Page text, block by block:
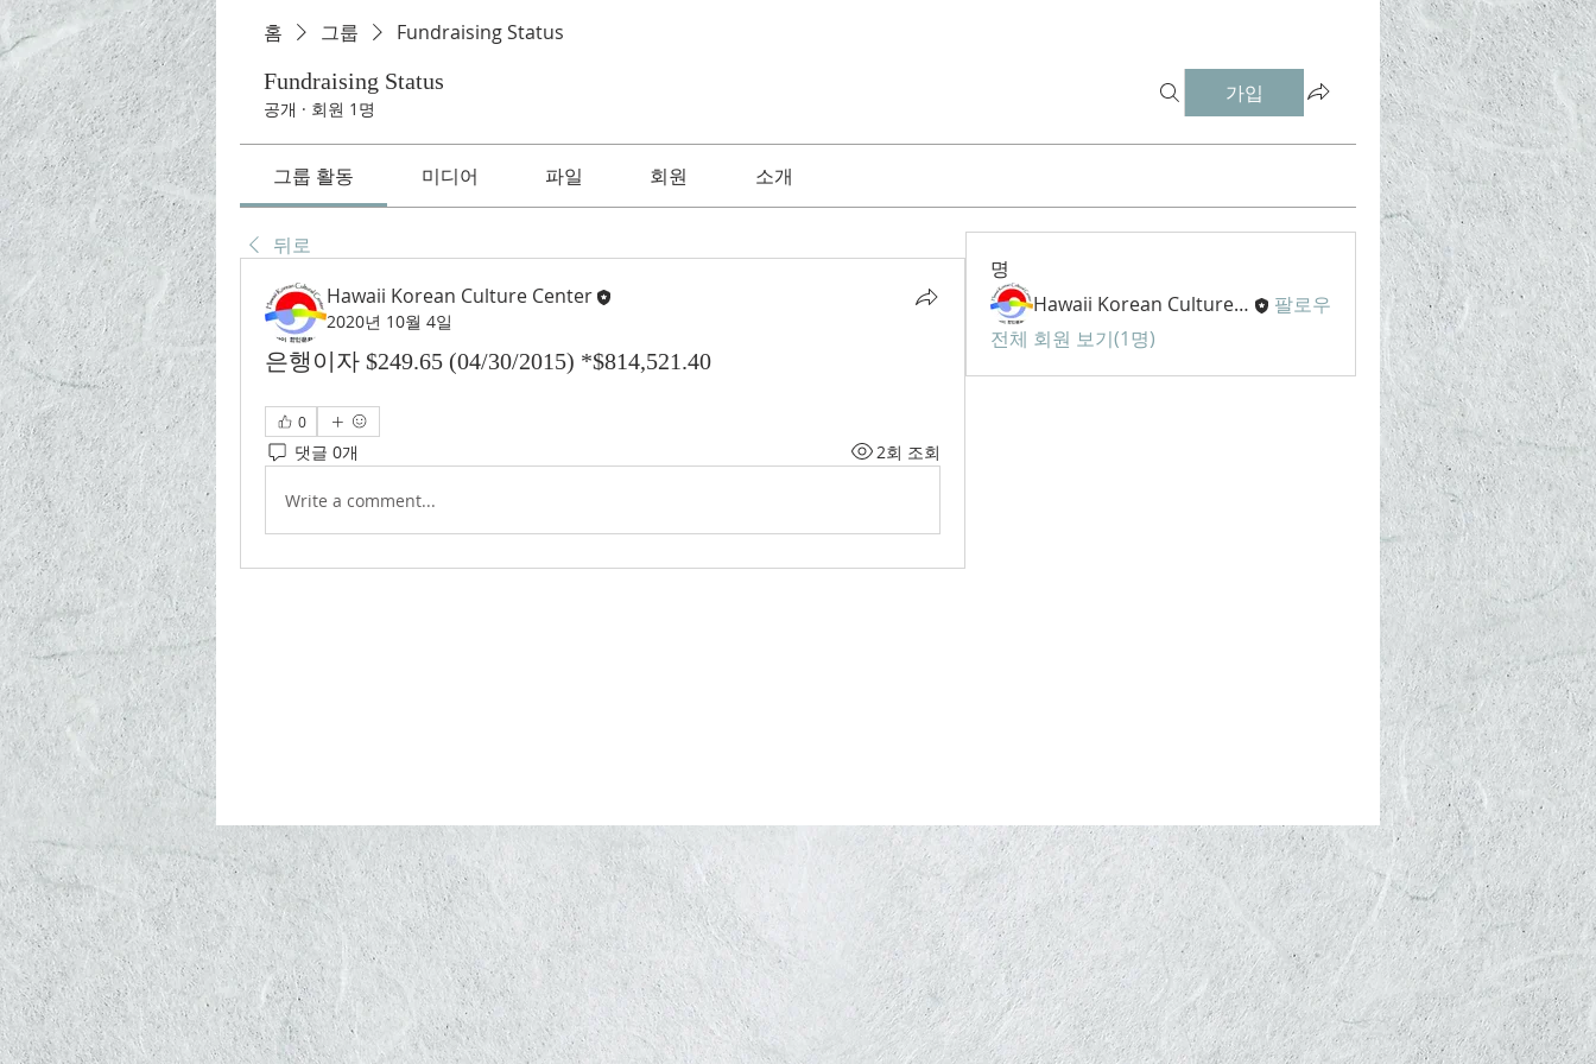
홈 그룹
Fundraising Status
Fundraising Status
공개 · 회원 1명
가입
그룹 활동 미디어 파일 회원 소개
뒤로
Hawaii Korean Culture Center
2020년 10월 4일
은행이자 $249.65 (04/30/2015) *$814,521.40
0
댓글 0개 2회 조회
Write a comment...
명
Hawaii Korean Culture Center
팔로우
전체 회원 보기(1명)